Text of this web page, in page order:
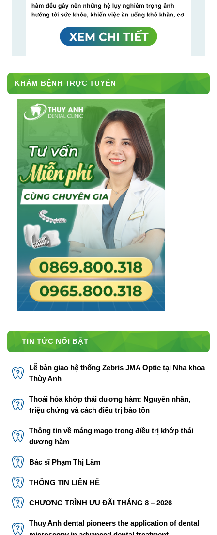
KHÁM BỆNH TRỰC TUYẾN
TIN TỨC NỔI BẬT
Lễ bàn giao hệ thống Zebris JMA Optic tại Nha khoa
Thùy Anh
Thoái hóa khớp thái dương hàm: Nguyên nhân,
triệu chứng và cách điều trị bảo tồn
Thông tin về máng mago trong điều trị khớp thái
dương hàm
Bác sĩ Phạm Thị Lâm
THÔNG TIN LIÊN HỆ
CHƯƠNG TRÌNH ƯU ĐÃI THÁNG 8 – 2026
Thuy Anh dental pioneers the application of dental